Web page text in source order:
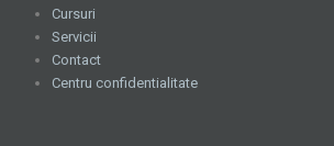
Cursuri
Servicii
Contact
Centru confidentialitate